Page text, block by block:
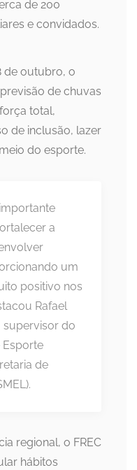
de 200
e convidados.
de outubro, o
de chuvas
total,
de inclusão, lazer
do esporte.
a
um
positivo nos
Rafael
supervisor do
Esporte
de
regional, o FREC
hábitos